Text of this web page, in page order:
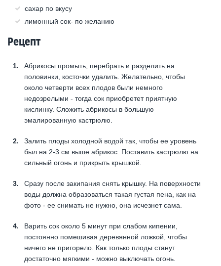
сахар по вкусу
лимонный сок- по желанию
Рецепт
Абрикосы промыть, перебрать и разделить на
половинки, косточки удалить. Желательно, чтобы
около четверти всех плодов были немного
недозрелыми - тогда сок приобретет приятную
кислинку. Сложить абрикосы в большую
эмалированную кастрюлю.
Залить плоды холодной водой так, чтобы ее уровень
был на 2-3 см выше абрикос. Поставить кастрюлю на
сильный огонь и прикрыть крышкой.
Сразу после закипания снять крышку. На поверхности
воды должна образоваться такая густая пена, как на
фото - ее снимать не нужно, она исчезнет сама.
Варить сок около 5 минут при слабом кипении,
постоянно помешивая деревянной ложкой, чтобы
ничего не пригорело. Как только плоды станут
достаточно мягкими - можно выключать огонь.